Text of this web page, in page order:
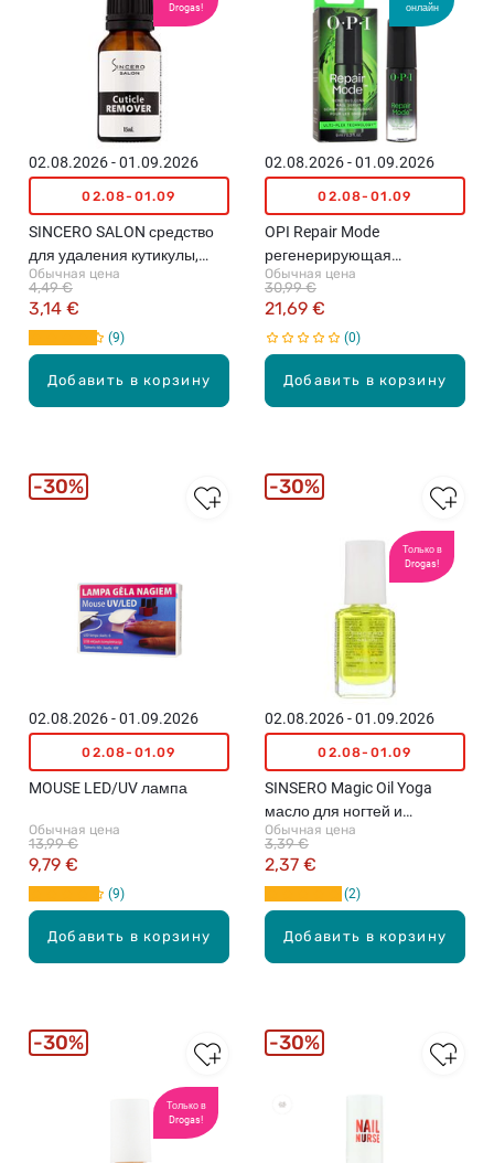
Drogas!
Добавить в корзину
02.08.2026 - 01.09.2026
02.08-01.09
SINCERO SALON средство
для удаления кутикулы,
15мл
Обычная цена
3,14 €
4,49 €
9
онлайн
Добавить в корзину
02.08.2026 - 01.09.2026
02.08-01.09
OPI Repair Mode
регенерирующая
сыворотка для ногтей, 9мл
Обычная цена
21,69 €
30,99 €
0
Добавить в корзину
02.08.2026 - 01.09.2026
02.08-01.09
MOUSE LED/UV лампа
Обычная цена
9,79 €
13,99 €
9
30%
Только в
Drogas!
Добавить в корзину
02.08.2026 - 01.09.2026
02.08-01.09
SINSERO Magic Oil Yoga
масло для ногтей и
кутикулы, 10мл
Обычная цена
2,37 €
3,39 €
2
30%
Только в
Drogas!
30% 30%